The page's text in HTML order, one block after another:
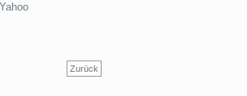
Yahoo
Zurück